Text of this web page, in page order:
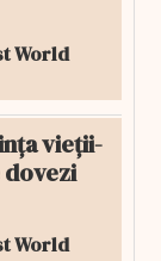
World
vieții-
dovezi
World